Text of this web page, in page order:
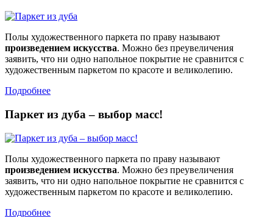
Полы художественного паркета по праву называют
произведением искусства. Можно без преувеличения
заявить, что ни одно напольное покрытие не сравнится с
художественным паркетом по красоте и великолепию.
Подробнее
Паркет из дуба – выбор масс!
Полы художественного паркета по праву называют
произведением искусства. Можно без преувеличения
заявить, что ни одно напольное покрытие не сравнится с
художественным паркетом по красоте и великолепию.
Подробнее